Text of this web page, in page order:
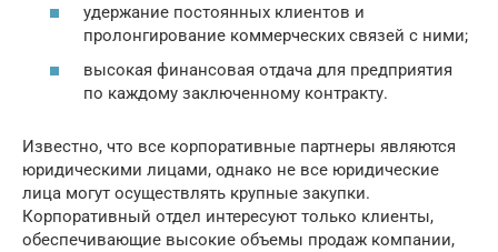
удержание постоянных клиентов и
пролонгирование коммерческих связей с ними;
высокая финансовая отдача для предприятия
по каждому заключенному контракту.
Известно, что все корпоративные партнеры являются
юридическими лицами, однако не все юридические
лица могут осуществлять крупные закупки.
Корпоративный отдел интересуют только клиенты,
обеспечивающие высокие объемы продаж компании,